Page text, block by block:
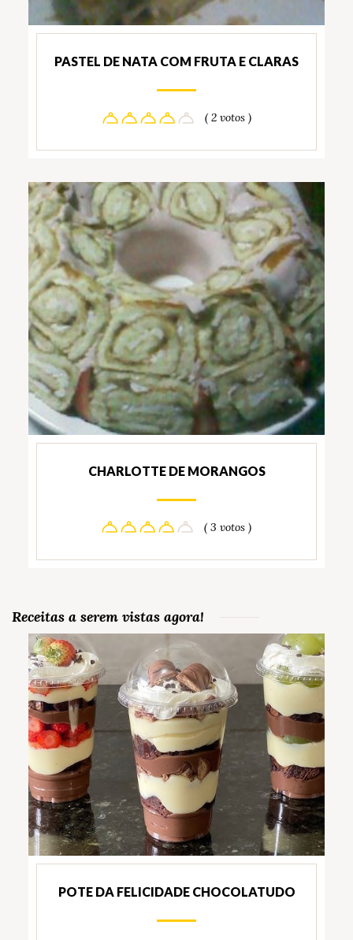
PASTEL DE NATA COM FRUTA E CLARAS
( 2 votos )
CHARLOTTE DE MORANGOS
( 3 votos )
Receitas a serem vistas agora!
POTE DA FELICIDADE CHOCOLATUDO